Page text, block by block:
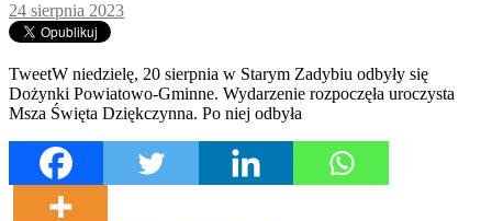
24 sierpnia 2023
TweetW niedzielę, 20 sierpnia w Starym Zadybiu odbyły się
Dożynki Powiatowo-Gminne. Wydarzenie rozpoczęła uroczysta
Msza Święta Dziękczynna. Po niej odbyła